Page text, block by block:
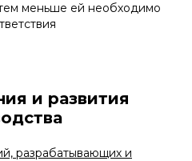
меньше ей необходимо
и развития
разрабатывающих и